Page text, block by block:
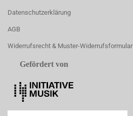
Datenschutzerklärung
AGB
Widerrufsrecht & Muster-Widerrufsformular
Gefördert von